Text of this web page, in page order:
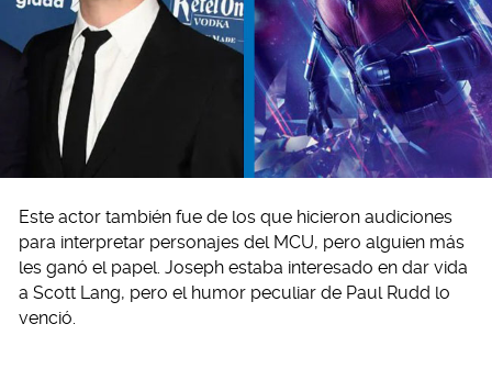
Este actor también fue de los que hicieron audiciones
para interpretar personajes del MCU, pero alguien más
les ganó el papel. Joseph estaba interesado en dar vida
a Scott Lang, pero el humor peculiar de Paul Rudd lo
venció.